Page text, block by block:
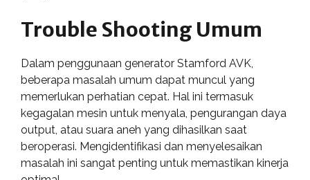
Trouble Shooting Umum
Dalam penggunaan generator Stamford AVK,
beberapa masalah umum dapat muncul yang
memerlukan perhatian cepat. Hal ini termasuk
kegagalan mesin untuk menyala, pengurangan daya
output, atau suara aneh yang dihasilkan saat
beroperasi. Mengidentifikasi dan menyelesaikan
masalah ini sangat penting untuk memastikan kinerja